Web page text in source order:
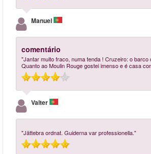
Manuel
comentário
"Jantar muito fraco, numa tenda ! Cruzeiro: o
Quanto ao Moulin Rouge gostei imenso e é casa
Valter
"Jättebra ordnat. Guiderna var professionella."